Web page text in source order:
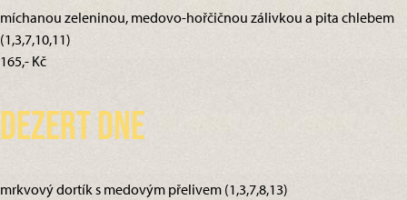
míchanou zeleninou, medovo-hořčičnou zálivkou a pita chlebem
(1,3,7,10,11)
165,- Kč
Dezert dne
mrkvový dortík s medovým přelivem (1,3,7,8,13)